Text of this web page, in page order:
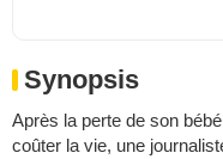
Synopsis
Après la perte de son
coûter la vie, une